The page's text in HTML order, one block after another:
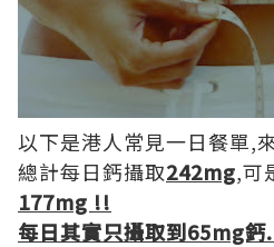
以下是港人常見一日餐單,
總計每日鈣攝取242mg,可
177mg !!
每日其實只攝取到65mg